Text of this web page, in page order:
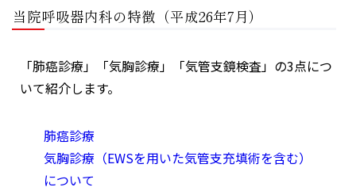
当院呼吸器内科の特徴（平成26年7月）
「肺癌診療」「気胸診療」「気管支鏡検査」の3点につ
いて紹介します。
肺癌診療
気胸診療（EWSを用いた気管支充填術を含む）
について